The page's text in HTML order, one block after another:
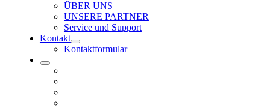
ÜBER UNS
UNSERE PARTNER
Service und Support
Kontakt
Kontaktformular